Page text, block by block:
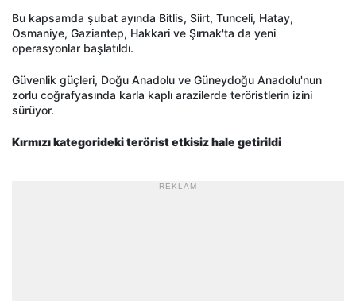
Bu kapsamda şubat ayında Bitlis, Siirt, Tunceli, Hatay,
Osmaniye, Gaziantep, Hakkari ve Şırnak'ta da yeni
operasyonlar başlatıldı.
Güvenlik güçleri, Doğu Anadolu ve Güneydoğu Anadolu'nun
zorlu coğrafyasında karla kaplı arazilerde teröristlerin izini
sürüyor.
Kırmızı kategorideki terörist etkisiz hale getirildi
- REKLAM -